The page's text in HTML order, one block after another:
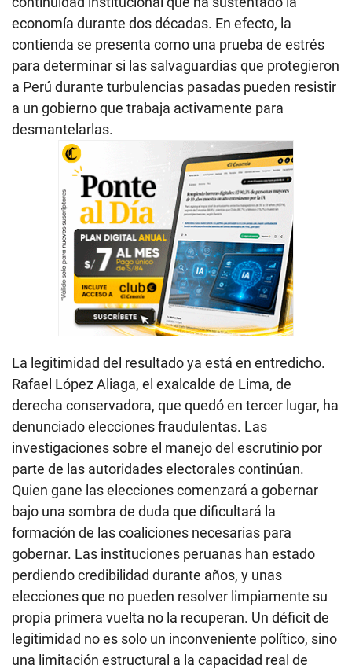
economía durante dos décadas. En efecto, la
contienda se presenta como una prueba de estrés
para determinar si las salvaguardias que protegieron
a Perú durante turbulencias pasadas pueden resistir
a un gobierno que trabaja activamente para
desmantelarlas.
La legitimidad del resultado ya está en entredicho.
Rafael López Aliaga, el exalcalde de Lima, de
derecha conservadora, que quedó en tercer lugar, ha
denunciado elecciones fraudulentas. Las
investigaciones sobre el manejo del escrutinio por
parte de las autoridades electorales continúan.
Quien gane las elecciones comenzará a gobernar
bajo una sombra de duda que dificultará la
formación de las coaliciones necesarias para
gobernar. Las instituciones peruanas han estado
perdiendo credibilidad durante años, y unas
elecciones que no pueden resolver limpiamente su
propia primera vuelta no la recuperan. Un déficit de
legitimidad no es solo un inconveniente político, sino
una limitación estructural a la capacidad real de